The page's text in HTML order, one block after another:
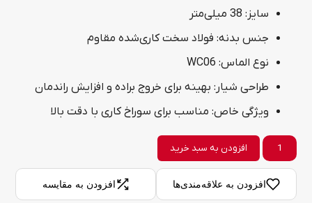
سایز: 38 میلی‌متر
جنس بدنه: فولاد سخت‌ کاری‌شده مقاوم
نوع الماس: WC06
طراحی شیار: بهینه برای خروج براده و افزایش راندمان
ویژگی خاص: مناسب برای سوراخ‌ کاری با دقت بالا
یودریل
سایز
38
افزودن به سبد خرید
افزودن به علاقه‌مندی‌ها افزودن به مقایسه